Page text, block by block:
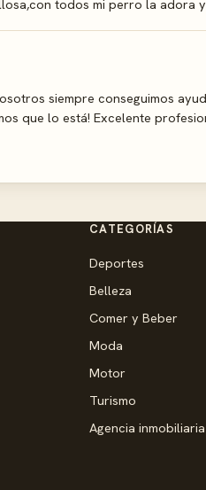
todos mi perro la adora
siempre conseguimos
que lo está! Excelente
CATEGORÍAS
Deportes
Belleza
Comer y Beber
Moda
Motor
Turismo
Agencia inmobiliaria